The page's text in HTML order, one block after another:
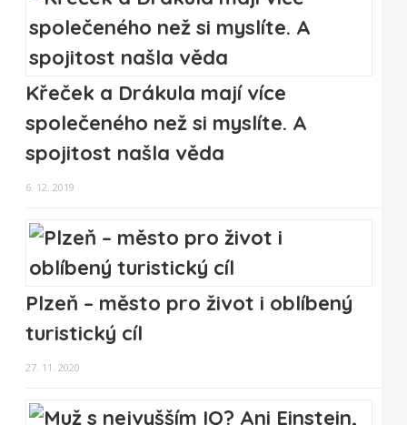
Křeček a Drákula mají více
společeného než si myslíte. A
spojitost našla věda
6. 12. 2019
Plzeň – město pro život i oblíbený
turistický cíl
27. 11. 2020